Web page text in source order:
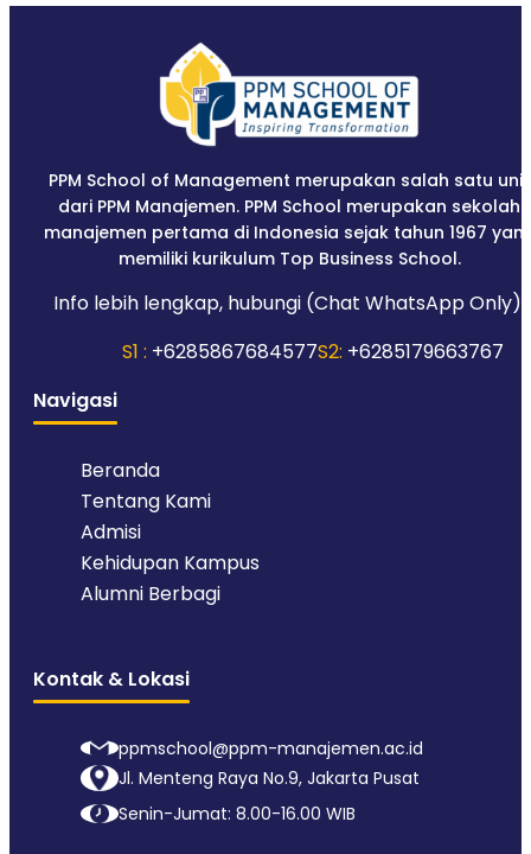
PPM School of Management merupakan salah satu unit
dari PPM Manajemen. PPM School merupakan sekolah
manajemen pertama di Indonesia sejak tahun 1967
memiliki kurikulum Top Business School.
Info lebih lengkap, hubungi (Chat WhatsApp Only):
S1 : +6285867684577S2: +6285179663767
Navigasi
Beranda
Tentang Kami
Admisi
Kehidupan Kampus
Alumni Berbagi
Kontak & Lokasi
ppmschool@ppm-manajemen.ac.id
Jl. Menteng Raya No.9, Jakarta Pusat
Senin-Jumat: 8.00-16.00 WIB